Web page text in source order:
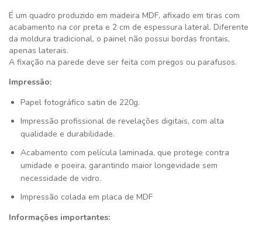
É um quadro produzido em madeira MDF, afixado em tiras com
acabamento na cor preta e 2 cm de espessura lateral. Diferente
da moldura tradicional, o painel não possui bordas frontais,
apenas laterais.
A fixação na parede deve ser feita com pregos ou parafusos.
Impressão:
Papel fotográfico satin de 220g.
Impressão profissional de revelações digitais, com alta
qualidade e durabilidade.
Acabamento com película laminada, que protege contra
umidade e poeira, garantindo maior longevidade sem
necessidade de vidro.
Impressão colada em placa de MDF
Informações importantes: